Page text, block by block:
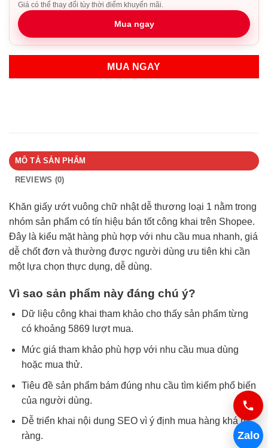
Giá có thể thay đổi tùy thời điểm khuyến mãi.
Mua ngay
MUA NGAY
MÔ TẢ SẢN PHẨM
REVIEWS (0)
Khăn giấy ướt vuông chữ nhật dễ thương loại 1 nằm trong
nhóm sản phẩm có tín hiệu bán tốt công khai trên Shopee.
Đây là kiểu mặt hàng phù hợp với nhu cầu mua nhanh, giá
dễ chốt đơn và thường được người dùng ưu tiên khi cần
một lựa chọn thực dụng, dễ dùng.
Vì sao sản phẩm này đáng chú ý?
Dữ liệu công khai tham khảo cho thấy sản phẩm từng
có khoảng 5869 lượt mua.
Mức giá tham khảo phù hợp với nhu cầu mua dùng
hoặc mua thử.
Tiêu đề sản phẩm bám đúng nhu cầu tìm kiếm phổ biến
của người dùng.
Dễ triển khai nội dung SEO vì ý định mua hàng khá rõ
ràng.
Zalo